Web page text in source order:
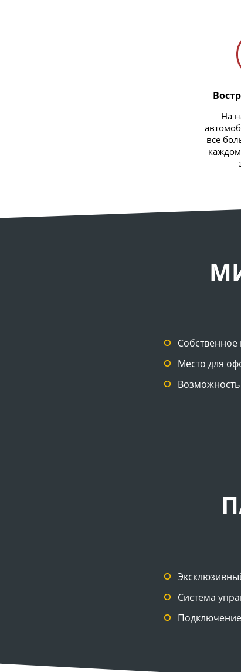
На
все
Место для
Система